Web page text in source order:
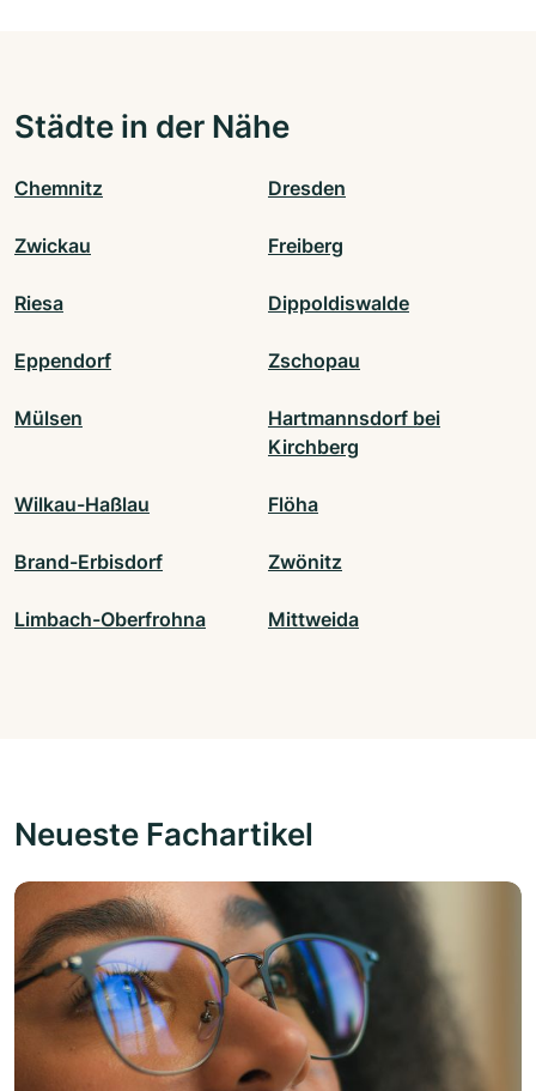
Städte in der Nähe
Chemnitz Dresden
Zwickau Freiberg
Riesa Dippoldiswalde
Eppendorf Zschopau
Mülsen
Hartmannsdorf bei
Kirchberg
Wilkau-Haßlau Flöha
Brand-Erbisdorf Zwönitz
Limbach-Oberfrohna Mittweida
Neueste Fachartikel